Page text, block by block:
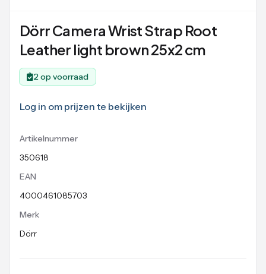
Dörr Camera Wrist Strap Root
Leather light brown 25x2 cm
2 op voorraad
Log in om prijzen te bekijken
Artikelnummer
350618
EAN
4000461085703
Merk
Dörr